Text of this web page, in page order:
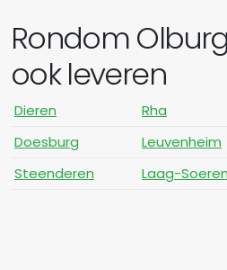
Rondom
ook leveren
Dieren Rha
Doesburg
Leuvenheim
Steenderen
Laag-Soeren